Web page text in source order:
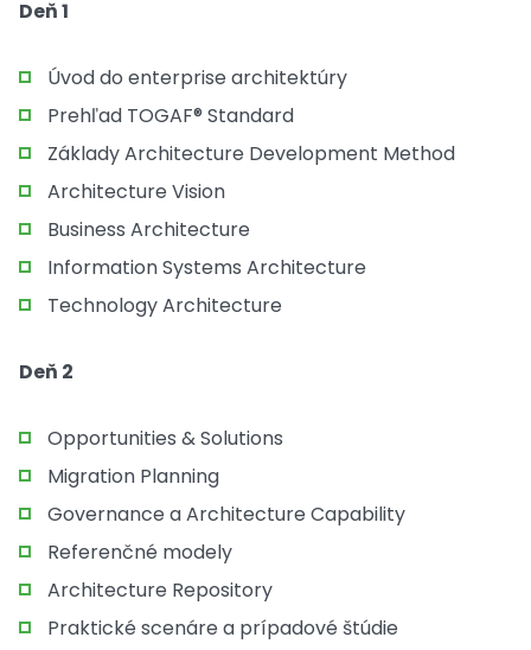
Deň 1
Úvod do enterprise architektúry
Prehľad TOGAF® Standard
Základy Architecture Development Method
Architecture Vision
Business Architecture
Information Systems Architecture
Technology Architecture
Deň 2
Opportunities & Solutions
Migration Planning
Governance a Architecture Capability
Referenčné modely
Architecture Repository
Praktické scenáre a prípadové štúdie